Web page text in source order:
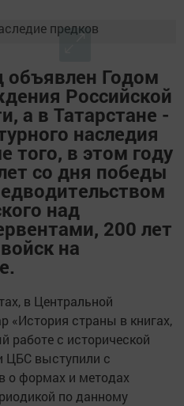
объявлен Годом
Российской
а в Татарстане -
наследия
того, в этом году
со дня победы
над
200 лет
на
в Центральной
«История страны в книгах,
работе с исторической
ЦБС выступили с
о формах и методах
по данному